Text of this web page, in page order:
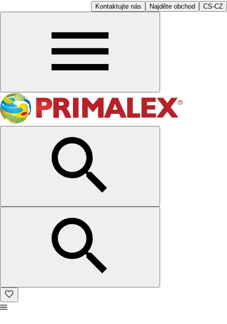
Kontaktujte nás Najděte obchod CS-CZ